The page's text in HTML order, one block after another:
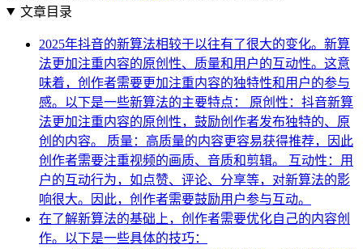
文章目录
2025年抖音的新算法相较于以往有了很大的变化。新算
法更加注重内容的原创性、质量和用户的互动性。这意
味着，创作者需要更加注重内容的独特性和用户的参与
感。以下是一些新算法的主要特点： 原创性：抖音新算
法更加注重内容的原创性，鼓励创作者发布独特的、原
创的内容。 质量：高质量的内容更容易获得推荐，因此
创作者需要注重视频的画质、音质和剪辑。 互动性：用
户的互动行为，如点赞、评论、分享等，对新算法的影
响很大。因此，创作者需要鼓励用户参与互动。
在了解新算法的基础上，创作者需要优化自己的内容创
作。以下是一些具体的技巧：